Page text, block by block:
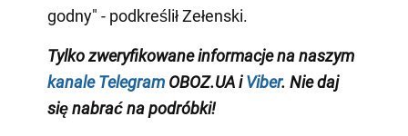
godny" - podkreślił Zełenski.
Tylko zweryfikowane informacje na naszym
kanale TelegramOBOZ.UA iViber. Nie daj
się nabrać na podróbki!